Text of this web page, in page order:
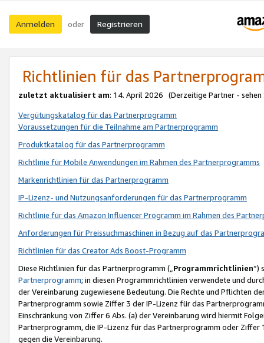
Anmelden oder Registrieren
Richtlinien für das
zuletzt aktualisiert am: 14. April 2026 (Derzeitige Partner - sehen
Vergütungskatalog für das Partnerprogramm
Voraussetzungen für die Teilnahme am Partnerprogramm
Produktkatalog für das Partnerprogramm
Richtlinie für Mobile Anwendungen im Rahmen des Partnerprogramms
Markenrichtlinien für das Partnerprogramm
IP-Lizenz- und Nutzungsanforderungen für das Partnerprogramm
Richtlinie für das Amazon Influencer Programm im Rahmen des
Anforderungen für Preissuchmaschinen in Bezug auf das
Richtlinien für das Creator Ads Boost-Programm
Diese Richtlinien für das Partnerprogramm („Programmrichtlinien“)
Partnerprogramm; in diesen Programmrichtlinien verwendete und
der Vereinbarung zugewiesene Bedeutung. Die Rechte und Pflichten
Partnerprogramm sowie Ziffer 3 der IP-Lizenz für das
Einschränkung von Ziffer 6 Abs. (a) der Vereinbarung wird hiermit
Partnerprogramm, die IP-Lizenz für das Partnerprogramm oder
gegen die Vereinbarung.